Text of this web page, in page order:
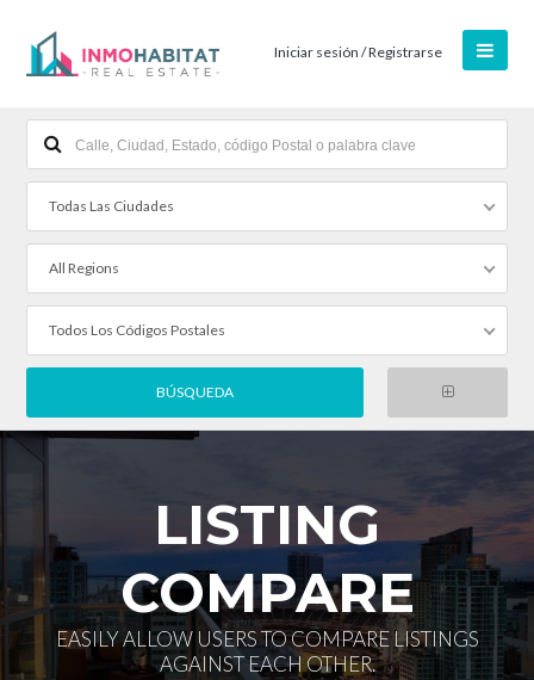
Iniciar sesión / Registrarse
Todas Las Ciudades
All Regions
Todos Los Códigos Postales
LISTING
COMPARE
EASILY ALLOW USERS TO COMPARE LISTINGS
AGAINST EACH OTHER.